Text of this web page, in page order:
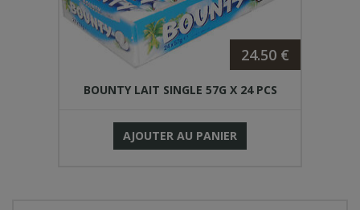
24.50 €
BOUNTY LAIT SINGLE 57G X 24 PCS
AJOUTER AU PANIER